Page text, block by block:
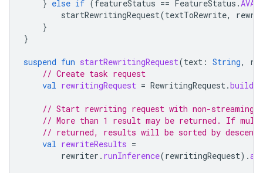
} else if (featureStatus == FeatureStatus .
startRewritingRequest(textToRewrite,
}
}
suspend fun startRewritingRequest(text : String,
// Create task request
val rewritingRequest = RewritingRequest.builder
// Start rewriting request with non-streaming
// More than 1 result may be returned. If
// returned, results will be sorted by
val rewriteResults =
rewriter . runInference(rewritingRequest).